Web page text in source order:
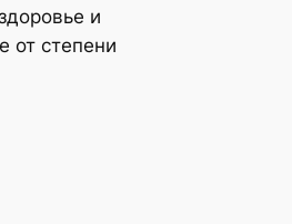
и
от степени